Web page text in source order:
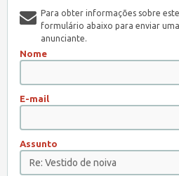
Para obter informações sobre
formulário abaixo para enviar
anunciante.
Nome
E-mail
Assunto